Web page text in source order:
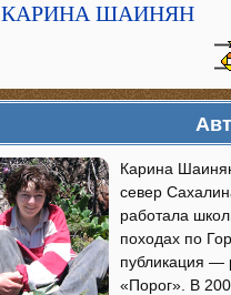
КАРИНА ШАИНЯН
Карина
север
работала
походах по
публикация —
«Порог». В